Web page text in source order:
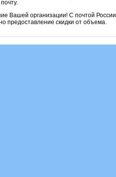
Вашей организации! С почтой России
предоставление скидки от объема.